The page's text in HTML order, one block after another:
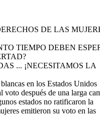
DE LAS
TIEMPO DEBEN
... ¡NECESITAMOS LA
en los Estados Unidos
después de una larga
estados no ratificaron la
emitieron su voto en las